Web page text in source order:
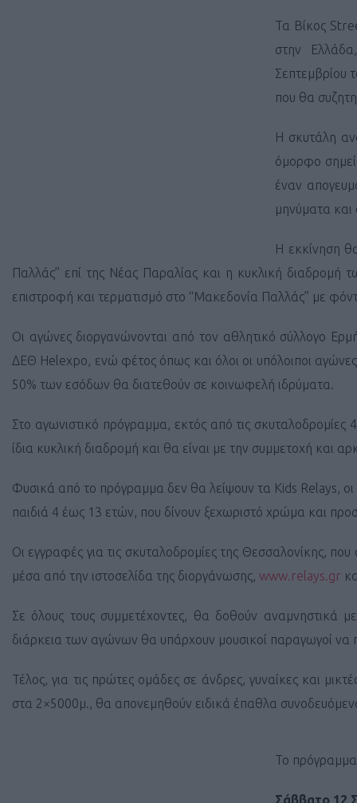
Τα Βίκος
στην
Σεπτεμβρίου
που θα
Η σκυτάλη
όμορφο
έναν
μηνύματα και
Η εκκίνηση
Παλλάς” επί της Νέας Παραλίας και η κυκλική διαδρομή
επιστροφή και τερματισμό στο “Μακεδονία Παλλάς” με
Οι αγώνες διοργανώνονται από τον αθλητικό σύλλογο
ΔΕΘ Helexpo, ενώ φέτος όπως και όλοι οι υπόλοιποι
50% των εσόδων θα διατεθούν σε κοινωφελή ιδρύματα.
Στο αγωνιστικό πρόγραμμα, εκτός από τις
ίδια κυκλική διαδρομή και θα είναι με την συμμετοχή και
Φυσικά από το πρόγραμμα δεν θα λείψουν τα Kids Relays,
παιδιά 4 έως 13 ετών, που δίνουν ξεχωριστό χρώμα και
Οι εγγραφές για τις σκυταλοδρομίες της Θεσσαλονίκης,
μέσα από την ιστοσελίδα της διοργάνωσης, www.relays.gr
Σε όλους τους συμμετέχοντες, θα δοθούν αναμνηστικά
διάρκεια των αγώνων θα υπάρχουν μουσικοί παραγωγοί
Τέλος, για τις πρώτες ομάδες σε άνδρες, γυναίκες και
στα 2×5000μ., θα απονεμηθούν ειδικά έπαθλα
Το
Σάββατο 12